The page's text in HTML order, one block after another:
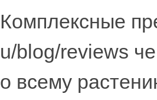
Комплексные
u/blog/reviews
о всему